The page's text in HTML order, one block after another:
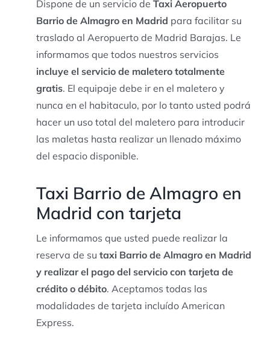
Dispone de un servicio de Taxi Aeropuerto
Barrio de Almagro en Madrid para facilitar su
traslado al Aeropuerto de Madrid Barajas. Le
informamos que todos nuestros servicios
incluye el servicio de maletero totalmente
gratis. El equipaje debe ir en el maletero y
nunca en el habitaculo, por lo tanto usted podrá
hacer un uso total del maletero para introducir
las maletas hasta realizar un llenado máximo
del espacio disponible.
Taxi Barrio de Almagro en
Madrid con tarjeta
Le informamos que usted puede realizar la
reserva de su taxi Barrio de Almagro en Madrid
y realizar el pago del servicio con tarjeta de
crédito o débito. Aceptamos todas las
modalidades de tarjeta incluído American
Express.